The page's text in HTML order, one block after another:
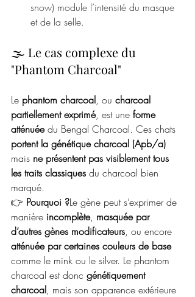
snow) module l’intensité du masque
et de la selle.
🌫️ Le cas complexe du
"Phantom Charcoal"
Le phantom charcoal, ou charcoal
partiellement exprimé, est une forme
atténuée du Bengal Charcoal. Ces chats
portent la génétique charcoal (Apb/a)
mais ne présentent pas visiblement tous
les traits classiques du charcoal bien
marqué.
👉 Pourquoi ?Le gène peut s’exprimer de
manière incomplète, masquée par
d’autres gènes modificateurs, ou encore
atténuée par certaines couleurs de base
comme le mink ou le silver. Le phantom
charcoal est donc génétiquement
charcoal, mais son apparence extérieure